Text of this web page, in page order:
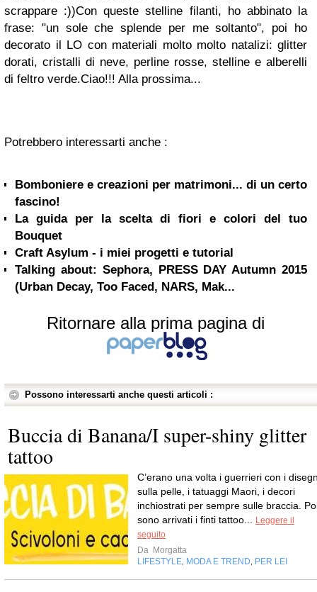
scrappare :))Con queste stelline filanti, ho abbinato la
frase: "un sole che splende per me soltanto", poi ho
decorato il LO con materiali molto molto natalizi: glitter
dorati, cristalli di neve, perline rosse, stelline e alberelli
di feltro verde.Ciao!!! Alla prossima...
Potrebbero interessarti anche :
Bomboniere e creazioni per matrimoni... di un certo
fascino!
La guida per la scelta di fiori e colori del tuo
Bouquet
Craft Asylum - i miei progetti e tutorial
Talking about: Sephora, PRESS DAY Autumn 2015
(Urban Decay, Too Faced, NARS, Mak...
Ritornare alla prima pagina di
Possono interessarti anche questi articoli :
Buccia di Banana/I super-shiny glitter
tattoo
C’erano una volta i guerrieri con i
sulla pelle, i tatuaggi Maori, i decori
inchiostrati per sempre sulle braccia.
sono arrivati i finti tattoo...
Leggere il
seguito
Da Morgatta
LIFESTYLE MODA E TREND PER LEI